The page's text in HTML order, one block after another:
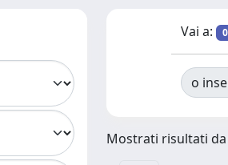
Vai a:
o
Mostrati risultati da